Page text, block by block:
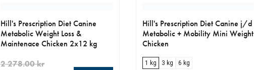
Hill's Prescription Diet Canine
Metabolic Weight Loss &
Maintenace Chicken 2x12 kg
2 278.00 kr
Hill's Prescription Diet Canine j/d
Metabolic + Mobility Mini Weight
Chicken
1 kg 3 kg 6 kg